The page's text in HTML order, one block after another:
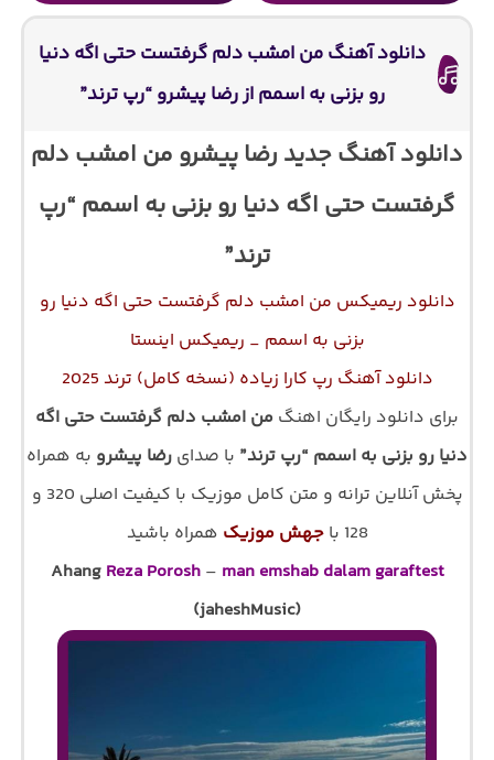
دانلود آهنگ من امشب دلم گرفتست حتی اگه دنیا
رو بزنی به اسمم از رضا پیشرو “رپ ترند”
دانلود آهنگ جدید رضا پیشرو من امشب دلم
گرفتست حتی اگه دنیا رو بزنی به اسمم “رپ
ترند”
دانلود ریمیکس من امشب دلم گرفتست حتی اگه دنیا رو
بزنی به اسمم _ ریمیکس اینستا
دانلود آهنگ رپ کارا زیاده (نسخه کامل) ترند 2025
برای دانلود رایگان اهنگ من امشب دلم گرفتست حتی اگه
دنیا رو بزنی به اسمم “رپ ترند” با صدای رضا پیشرو به همراه
پخش آنلاین ترانه و متن کامل موزیک با کیفیت اصلی 320 و
128 با
جهش موزیک همراه باشید
Ahang Reza Porosh– man emshab dalam garaftest
(jaheshMusic)